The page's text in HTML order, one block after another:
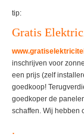
tip:
Gratis
inschrijven voor
een prijs (zelf
goedkoop!
goedkoper de
schaffen. Wij hebben
.